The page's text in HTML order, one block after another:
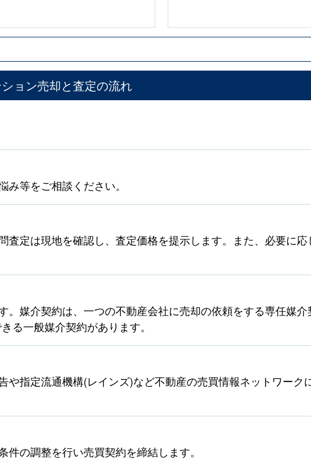
ョン売却と査定の流れ
等をご相談ください。
定は現地を確認し、査定価格を提示します。また、必要に応
。媒介契約は、一つの不動産会社に売却の依頼をする専任媒介
る一般媒介契約があります。
指定流通機構(レインズ)など不動産の売買情報ネットワーク
の調整を行い売買契約を締結します。